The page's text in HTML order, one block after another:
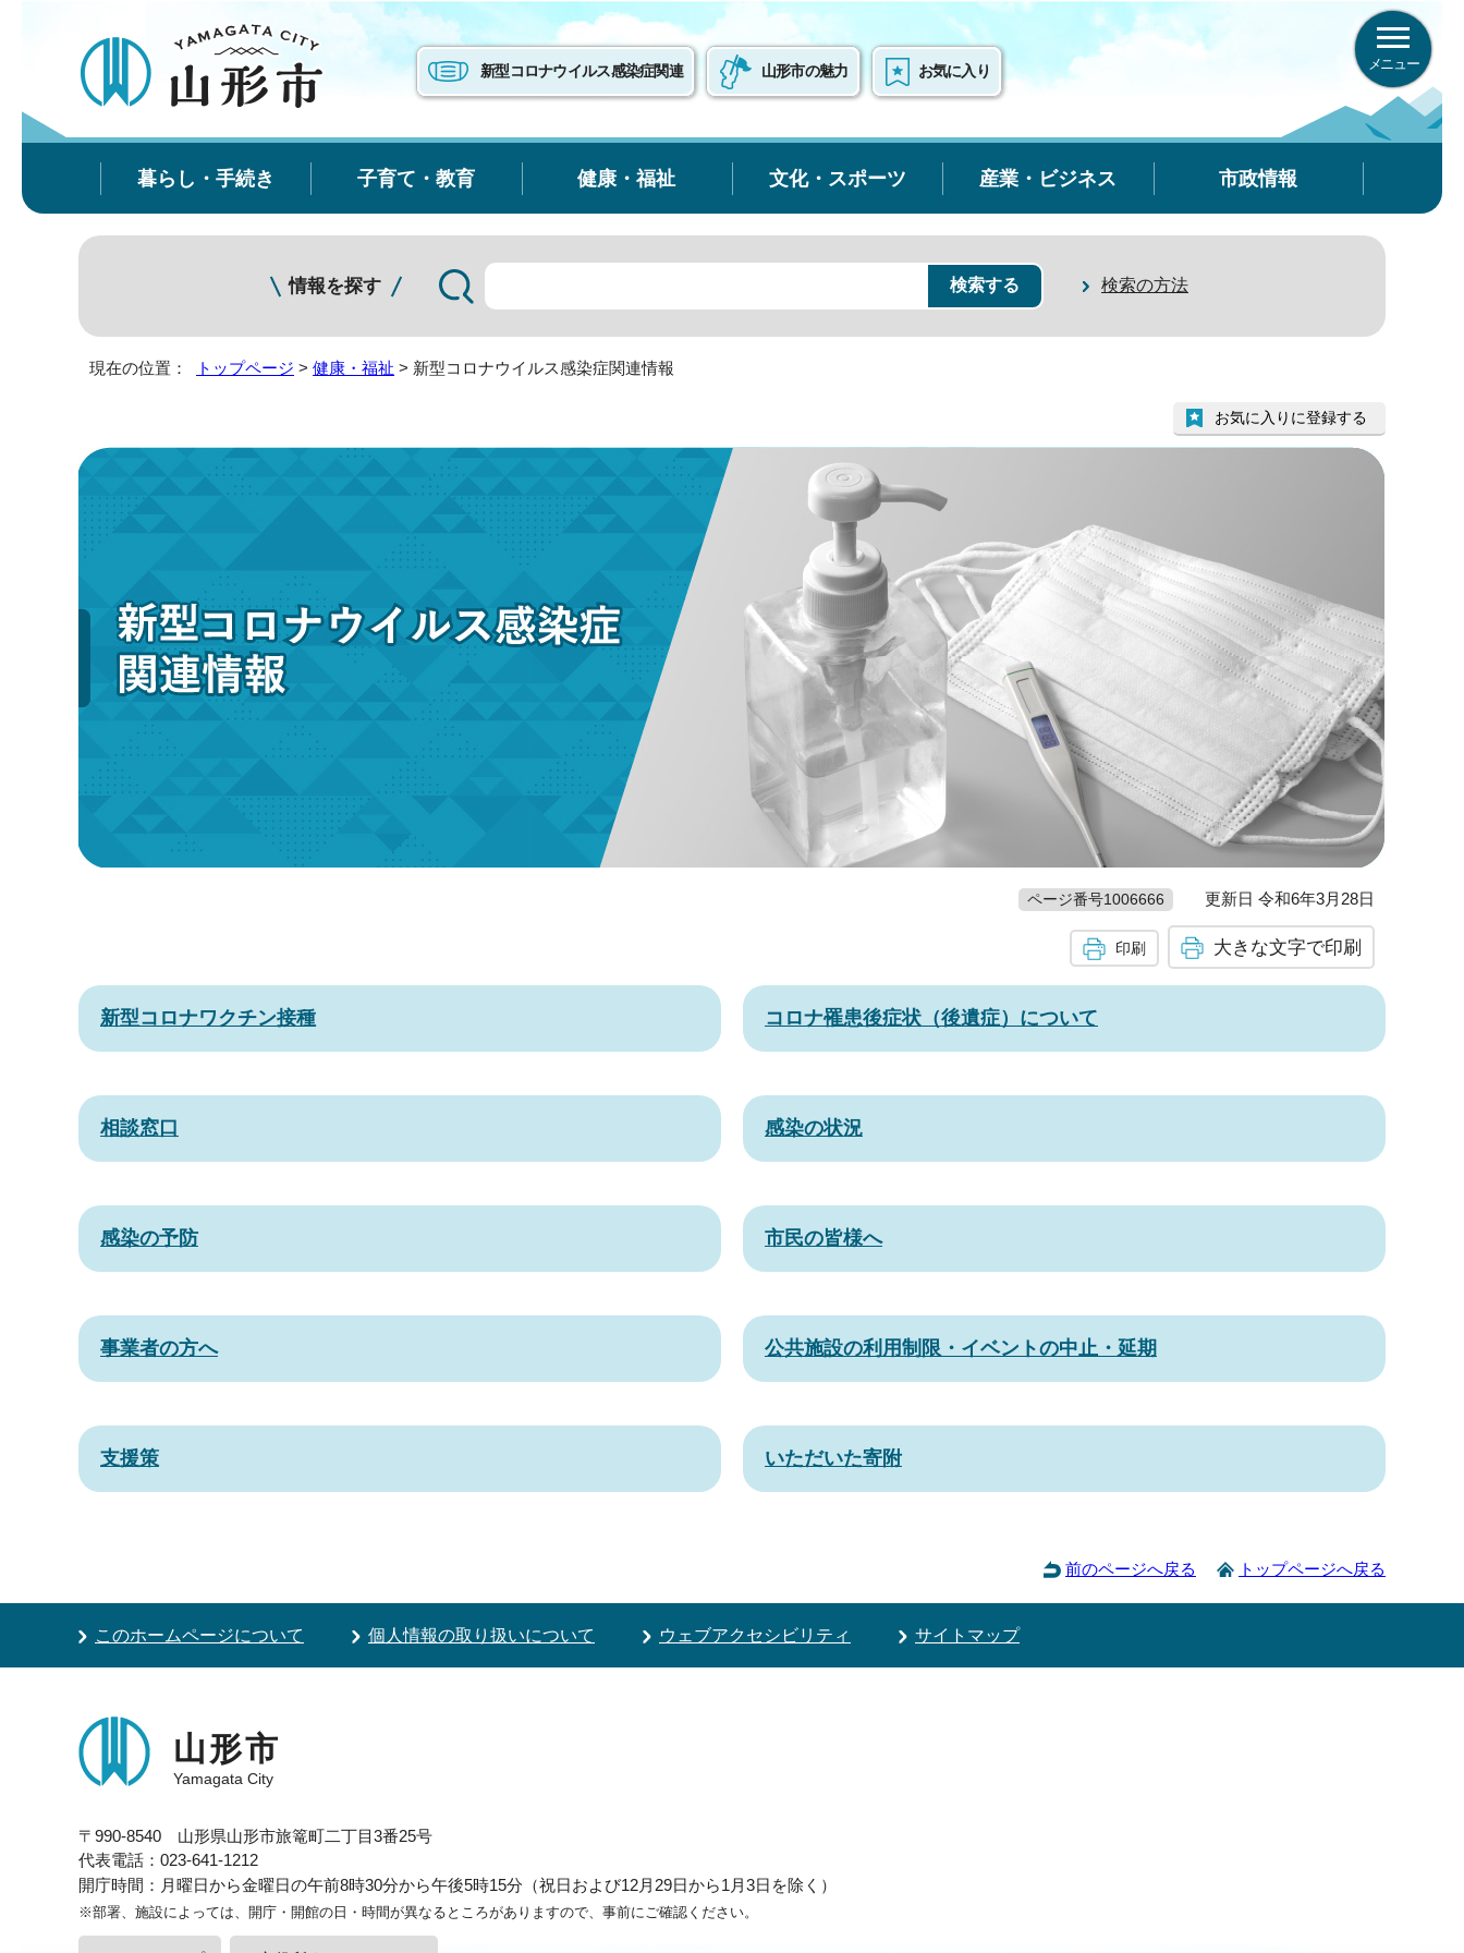
新型コロナウイルス感染症関連 山形市の魅力 お気に入り メニュー
暮らし・手続き 子育て・教育 健康・福祉 文化・スポーツ 産業・ビジネス 市政情報
情報を探す 検索の方法
現在の位置： トップページ > 健康・福祉 > 新型コロナウイルス感染症関連情報
お気に入りに登録する
ページ番号1006666 更新日 令和6年3月28日
印刷 大きな文字で印刷
新型コロナワクチン接種 コロナ罹患後症状（後遺症）について
相談窓口 感染の状況
感染の予防 市民の皆様へ
事業者の方へ 公共施設の利用制限・イベントの中止・延期
支援策 いただいた寄附
前のページへ戻る トップページへ戻る
このホームページについて 個人情報の取り扱いについて ウェブアクセシビリティ サイトマップ
山形市
Yamagata City
〒990-8540 山形県山形市旅篭町二丁目3番25号
代表電話：023-641-1212
開庁時間：月曜日から金曜日の午前8時30分から午後5時15分（祝日および12月29日から1月3日を除く）
※部署、施設によっては、開庁・開館の日・時間が異なるところがありますので、事前にご確認ください。